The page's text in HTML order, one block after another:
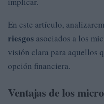
En este artículo,
riesgos asociados a los
visión clara para aquellos
opción financiera.
Ventajas de los